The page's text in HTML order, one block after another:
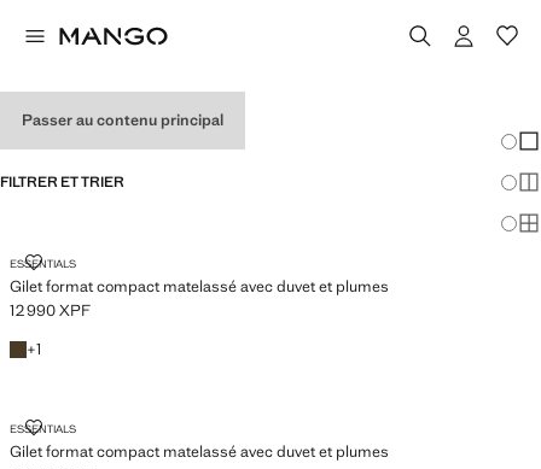
Passer au contenu principal
FILTRER ET TRIER
ESSENTIALS
Gilet format compact matelassé avec duvet et plumes
GILET FORMAT COMPACT MATELASSÉ AVEC DUVET ET PLUMES
Prix actuel [12 990 XPF ]
12 990 XPF
Olive
+1
+1 couleur
ESSENTIALS
Gilet format compact matelassé avec duvet et plumes
GILET FORMAT COMPACT MATELASSÉ AVEC DUVET ET PLUMES